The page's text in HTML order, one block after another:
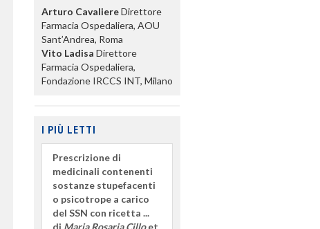
Arturo CavaliereDirettore
Farmacia Ospedaliera, AOU
Sant’Andrea, Roma
Vito Ladisa Direttore
Farmacia Ospedaliera,
Fondazione IRCCS INT, Milano
I PIÙ LETTI
Prescrizione di
medicinali contenenti
sostanze stupefacenti
o psicotrope a carico
del SSN con ricetta ...
di Maria Rosaria Cilloet